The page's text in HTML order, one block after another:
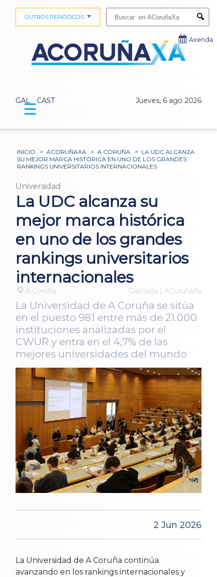
GAL CAST Jueves, 6 ago 2026
OUTROS PERIÓDICOS
Axenda
☰
INICIO > ACORUÑAXA > A CORUÑA > LA UDC ALCANZA
SU MEJOR MARCA HISTÓRICA EN UNO DE LOS GRANDES
RANKINGS UNIVERSITARIOS INTERNACIONALES
Universidad
La UDC alcanza su
mejor marca histórica
en uno de los grandes
rankings universitarios
internacionales
A Coruña GaliciaXa | ACoruñaXa
La Universidad de A Coruña se sitúa
en el puesto 981 entre más de 21.000
instituciones analizadas por el
CWUR y entra en el 4,7% de las
mejores universidades del mundo
2 Jun 2026
La Universidad de A Coruña continúa
avanzando en los rankings internacionales y